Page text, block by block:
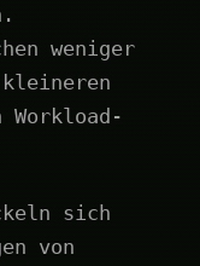
weniger
kleineren
Workload-
sich
von